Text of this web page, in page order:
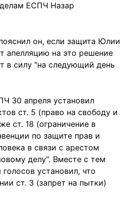
ЕСПЧ Назар
он, если защита Юлии
апелляцию на это решение
в силу "на следующий день
30 апреля установил
ст. 5 (право на свободу и
ст. 18 (ограничение в
по защите прав и
в связи с арестом
делу". Вместе с тем
установил, что
ст. 3 (запрет на пытки)